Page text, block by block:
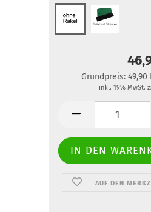
Grundpreis: 49,90
inkl. 19% MwSt.
AUF DEN